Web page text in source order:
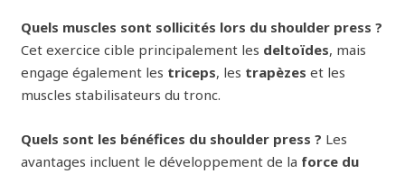
Quels muscles sont sollicités lors du shoulder press ?
Cet exercice cible principalement les deltoïdes, mais
engage également les triceps, les trapèzes et les
muscles stabilisateurs du tronc.
Quels sont les bénéfices du shoulder press ? Les
avantages incluent le développement de la force du